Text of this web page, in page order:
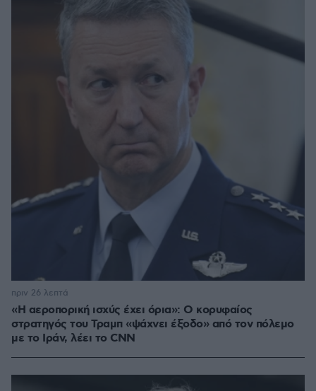
«Η αεροπορική ισχύς έχει όρια»: Ο κορυφαίος
στρατηγός του Τραμπ «ψάχνει έξοδο» από τον πόλεμο
με το Ιράν, λέει το CNN
πριν 26 λεπτά